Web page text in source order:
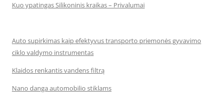
Kuo ypatingas Silikoninis kraikas – Privalumai
Auto supirkimas kaip efektyvus transporto priemonės gyvavimo
ciklo valdymo instrumentas
Klaidos renkantis vandens filtrą
Nano danga automobilio stiklams